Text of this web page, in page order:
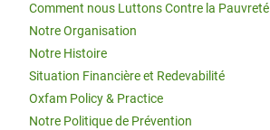
Comment nous Luttons Contre la Pauvreté
Notre Organisation
Notre Histoire
Situation Financière et Redevabilité
Oxfam Policy & Practice
Notre Politique de Prévention